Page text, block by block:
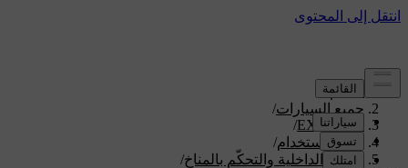
الدعم/
جميع السيارات/
EX90 2026
/
دليل الاستخدام/
الراحة الداخلية والتحكّم بالمناخ/